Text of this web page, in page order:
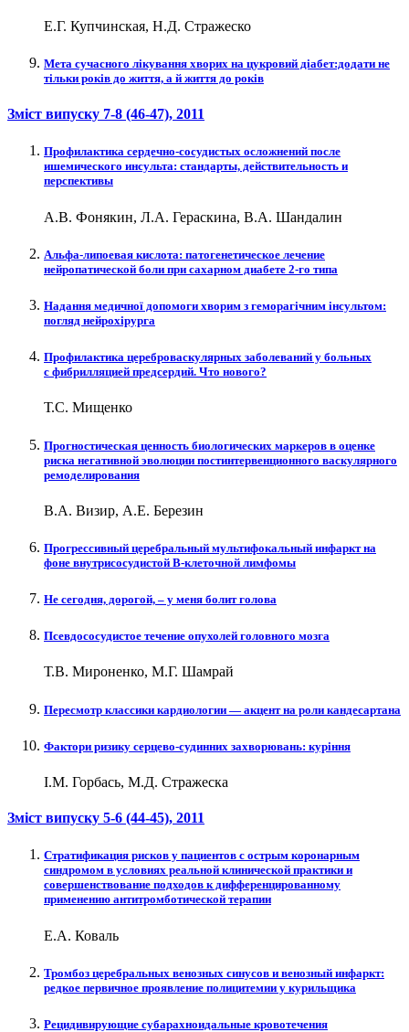
Е.Г. Купчинская, Н.Д. Стражеско
Мета сучасного лікування хворих на цукровий діабет:додати не
тільки років до життя, а й життя до років
Зміст випуску 7-8 (46-47), 2011
Профилактика сердечно-сосудистых осложнений после
ишемического инсульта: стандарты, действительность и
перспективы
А.В. Фонякин, Л.А. Гераскина, В.А. Шандалин
Альфа-липоевая кислота: патогенетическое лечение
нейропатической боли при сахарном диабете 2-го типа
Надання медичної допомоги хворим з геморагічним інсультом:
погляд нейрохірурга
Профилактика цереброваскулярных заболеваний у больных
с фибрилляцией предсердий. Что нового?
Т.С. Мищенко
Прогностическая ценность биологических маркеров в оценке
риска негативной эволюции постинтервенционного васкулярного
ремоделирования
В.А. Визир, А.Е. Березин
Прогрессивный церебральный мультифокальный инфаркт на
фоне внутрисосудистой В-клеточной лимфомы
Не сегодня, дорогой, – у меня болит голова
Псевдососудистое течение опухолей головного мозга
Т.В. Мироненко, М.Г. Шамрай
Пересмотр классики кардиологии — акцент на роли кандесартана
Фактори ризику серцево-судинних захворювань: куріння
І.М. Горбась, М.Д. Стражеска
Зміст випуску 5-6 (44-45), 2011
Cтратификация рисков у пациентов с острым коронарным
синдромом в условиях реальной клинической практики и
совершенствование подходов к дифференцированному
применению антитромботической терапии
Е.А. Коваль
Тромбоз церебральных венозных синусов и венозный инфаркт:
редкое первичное проявление полицитемии у курильщика
Рецидивирующие субарахноидальные кровотечения